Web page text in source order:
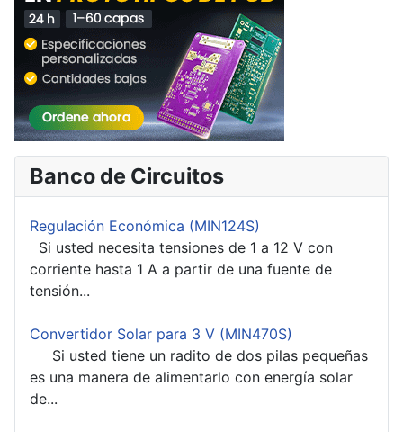
Banco de Circuitos
Regulación Económica (MIN124S)
Si usted necesita tensiones de 1 a 12 V con
corriente hasta 1 A a partir de una fuente de
tensión...
Convertidor Solar para 3 V (MIN470S)
Si usted tiene un radito de dos pilas pequeñas
es una manera de alimentarlo con energía solar
de...